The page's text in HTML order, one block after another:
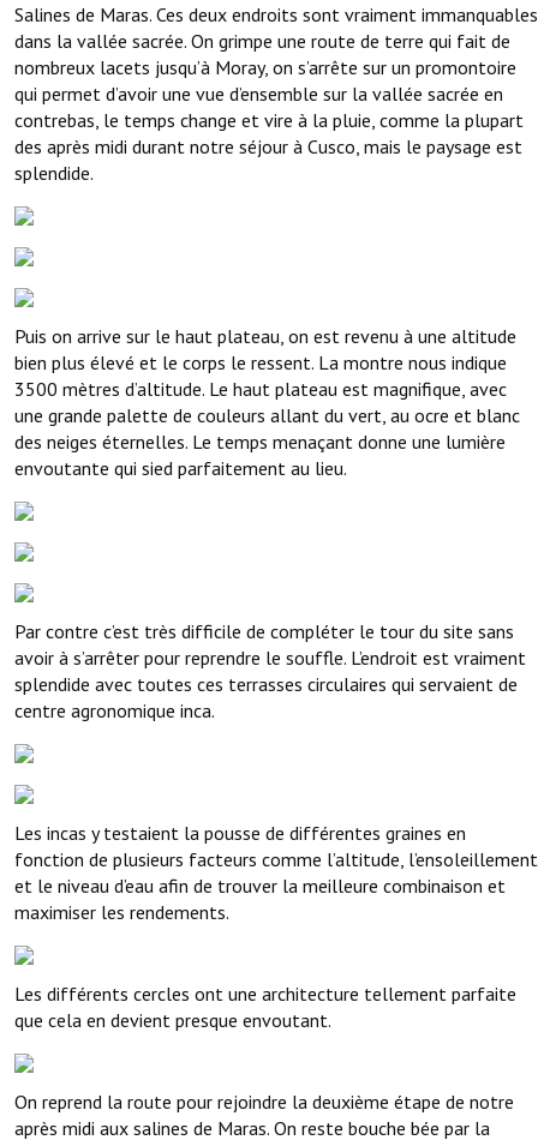
Salines de Maras. Ces deux endroits sont vraiment immanquables
dans la vallée sacrée. On grimpe une route de terre qui fait de
nombreux lacets jusqu’à Moray, on s’arrête sur un promontoire
qui permet d’avoir une vue d’ensemble sur la vallée sacrée en
contrebas, le temps change et vire à la pluie, comme la plupart
des après midi durant notre séjour à Cusco, mais le paysage est
splendide.
Puis on arrive sur le haut plateau, on est revenu à une altitude
bien plus élevé et le corps le ressent. La montre nous indique
3500 mètres d’altitude. Le haut plateau est magnifique, avec
une grande palette de couleurs allant du vert, au ocre et blanc
des neiges éternelles. Le temps menaçant donne une lumière
envoutante qui sied parfaitement au lieu.
Par contre c’est très difficile de compléter le tour du site sans
avoir à s’arrêter pour reprendre le souffle. L’endroit est vraiment
splendide avec toutes ces terrasses circulaires qui servaient de
centre agronomique inca.
Les incas y testaient la pousse de différentes graines en
fonction de plusieurs facteurs comme l’altitude, l’ensoleillement
et le niveau d’eau afin de trouver la meilleure combinaison et
maximiser les rendements.
Les différents cercles ont une architecture tellement parfaite
que cela en devient presque envoutant.
On reprend la route pour rejoindre la deuxième étape de notre
après midi aux salines de Maras. On reste bouche bée par la